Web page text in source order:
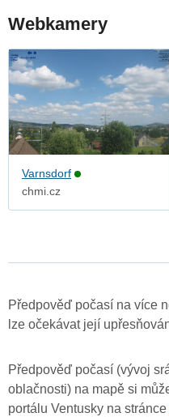
Webkamery
Varnsdorf
chmi.cz
Předpověď počasí na více
lze očekávat její
Předpověď počasí (vývoj
oblačnosti) na mapě si
portálu Ventusky na stránce